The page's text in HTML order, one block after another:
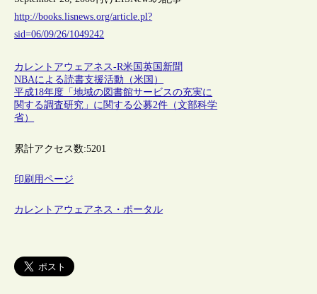
http://books.lisnews.org/article.pl?
sid=06/09/26/1049242
カレントアウェアネス-R米国英国 新聞
NBAによる読書支援活動（米国）
平成18年度「地域の図書館サービスの充実に
関する調査研究」に関する公募2件（文部科学
省）
累計アクセス数:5201
印刷用ページ
カレントアウェアネス・ポータル